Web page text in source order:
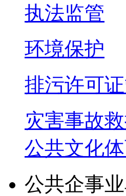
执法监管
环境保护
排污许可
灾害事故
公共文化
公共企事